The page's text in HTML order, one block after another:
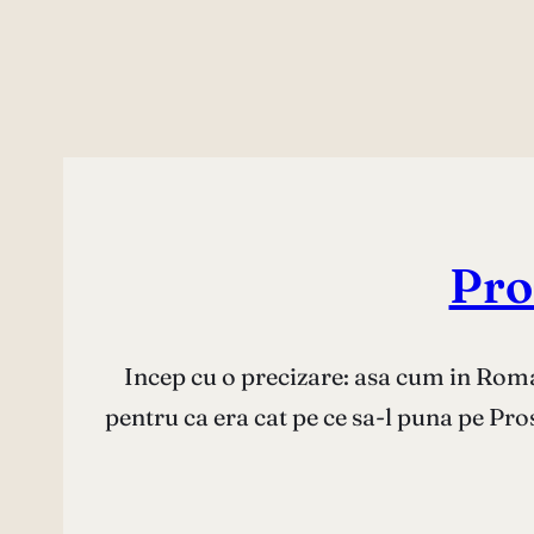
Incep cu o precizare: asa cum in
pentru ca era cat pe ce sa-l puna pe